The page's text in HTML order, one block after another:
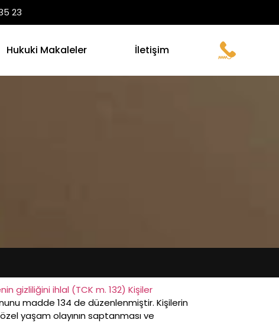
23
Hukuki Makaleler İletişim
gizliliğini ihlal (TCK m. 132) Kişiler
madde 134 de düzenlenmiştir. Kişilerin
yaşam olayının saptanması ve